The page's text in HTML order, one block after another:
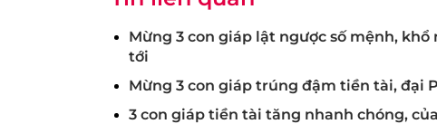
Mừng 3 con giáp lật ngược số mệnh,
tới
Mừng 3 con giáp trúng đậm tiền tài, đại
3 con giáp tiền tài tăng nhanh chóng,